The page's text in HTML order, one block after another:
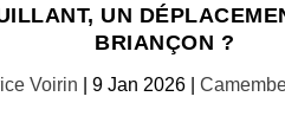
UN
BRIANÇON ?
Voirin 9 Jan 2026